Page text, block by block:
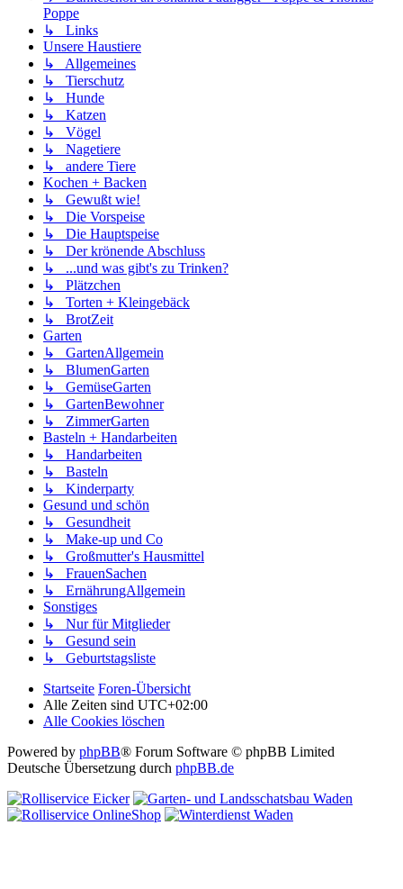
Poppe
↳ Links
Unsere Haustiere
↳ Allgemeines
↳ Tierschutz
↳ Hunde
↳ Katzen
↳ Vögel
↳ Nagetiere
↳ andere Tiere
Kochen + Backen
↳ Gewußt wie!
↳ Die Vorspeise
↳ Die Hauptspeise
↳ Der krönende Abschluss
↳ ...und was gibt's zu Trinken?
↳ Plätzchen
↳ Torten + Kleingebäck
↳ BrotZeit
Garten
↳ GartenAllgemein
↳ BlumenGarten
↳ GemüseGarten
↳ GartenBewohner
↳ ZimmerGarten
Basteln + Handarbeiten
↳ Handarbeiten
↳ Basteln
↳ Kinderparty
Gesund und schön
↳ Gesundheit
↳ Make-up und Co
↳ Großmutter's Hausmittel
↳ FrauenSachen
↳ ErnährungAllgemein
Sonstiges
↳ Nur für Mitglieder
↳ Gesund sein
↳ Geburtstagsliste
Startseite Foren-Übersicht
Alle Zeiten sind UTC+02:00
Alle Cookies löschen
Powered by phpBB® Forum Software © phpBB Limited
Deutsche Übersetzung durch phpBB.de